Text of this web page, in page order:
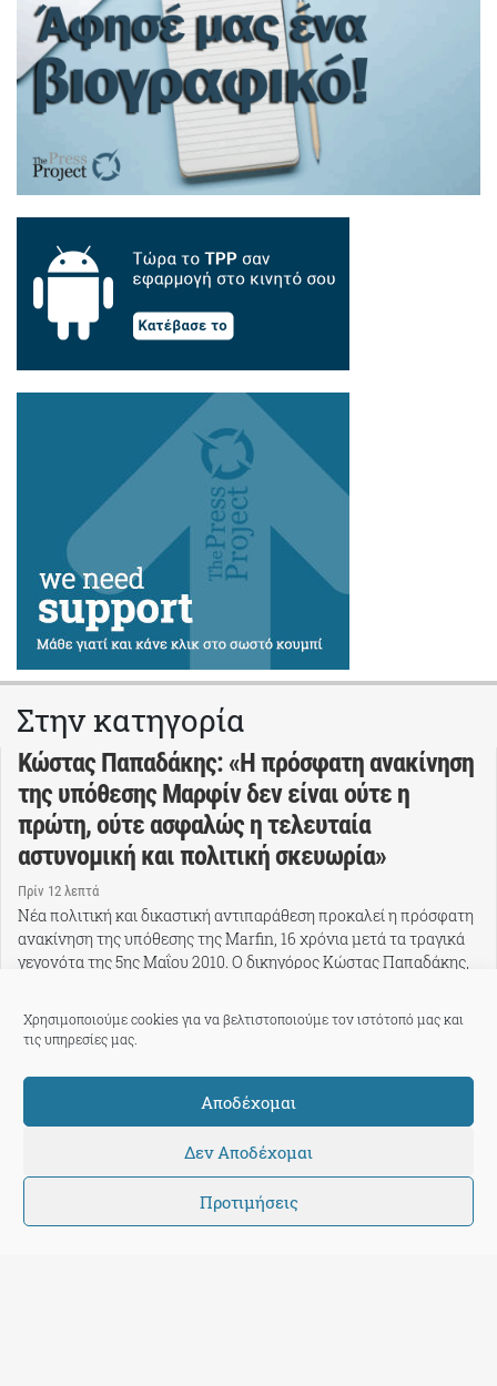
Χρησιμοποιούμε cookies για να βελτιστοποιούμε τον ιστότοπό μας και
τις υπηρεσίες μας.
Αποδέχομαι
Δεν Αποδέχομαι
Προτιμήσεις
Στην κατηγορία
Κώστας Παπαδάκης: «Η πρόσφατη ανακίνηση
της υπόθεσης Μαρφίν δεν είναι ούτε η
πρώτη, ούτε ασφαλώς η τελευταία
αστυνομική και πολιτική σκευωρία»
Πρίν 12 λεπτά
Νέα πολιτική και δικαστική αντιπαράθεση προκαλεί η πρόσφατη
ανακίνηση της υπόθεσης της Marfin, 16 χρόνια μετά τα τραγικά
γεγονότα της 5ης Μαΐου 2010. Ο δικηγόρος Κώστας Παπαδάκης,
ΕΛΛΑΔΑ
Πρίν 14 ώρες
Χωρίς ενεργό μέτωπο είναι η πυρκαγιά που εκδηλώθηκε
νωρίτερα σε δασική βλάστηση στην Ερμακιά Κοζάνης.